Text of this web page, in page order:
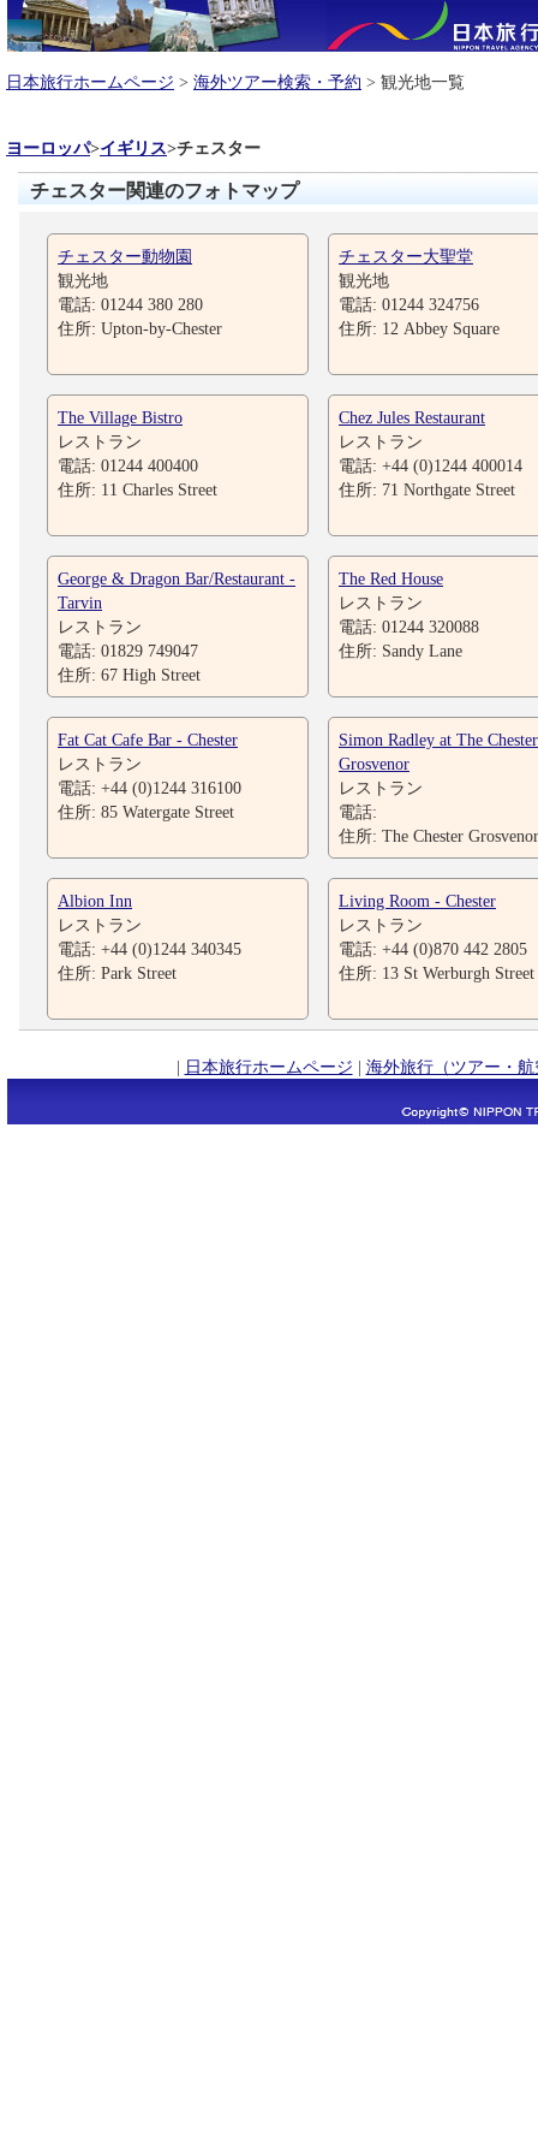
日本旅行ホームページ > 海外ツアー検索・予約 > 観光地一覧
ヨーロッパ>イギリス>チェスター
チェスター関連のフォトマップ
チェスター動物園
観光地
電話: 01244 380 280
住所: Upton-by-Chester
チェスター大聖堂
観光地
電話: 01244 324756
住所: 12 Abbey Square
The Village Bistro
レストラン
電話: 01244 400400
住所: 11 Charles Street
Chez Jules Restaurant
レストラン
電話: +44 (0)1244 400014
住所: 71 Northgate Street
George & Dragon Bar/Restaurant -
Tarvin
レストラン
電話: 01829 749047
住所: 67 High Street
The Red House
レストラン
電話: 01244 320088
住所: Sandy Lane
Fat Cat Cafe Bar - Chester
レストラン
電話: +44 (0)1244 316100
住所: 85 Watergate Street
Simon Radley at The Chester
Grosvenor
レストラン
電話:
住所: The Chester Grosvenor
Albion Inn
レストラン
電話: +44 (0)1244 340345
住所: Park Street
Living Room - Chester
レストラン
電話: +44 (0)870 442 2805
住所: 13 St Werburgh Street
| 日本旅行ホームページ | 海外旅行（ツアー・航